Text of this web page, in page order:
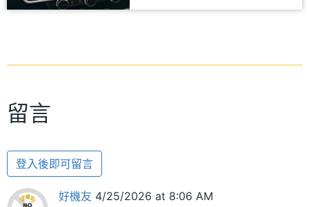
留言
登入後即可留言
好機友 4/25/2026 at 8:06 AM